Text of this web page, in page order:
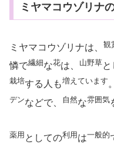
ミヤマコウゾリナ
ミヤマコウゾリナは、 観
憐で繊細な花は、 山野草
栽培する人も増えています。
デンなどで、 自然な雰囲気
薬用 としての利用は一般的